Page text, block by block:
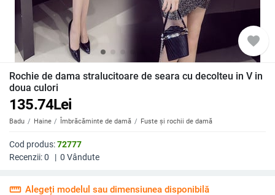
favorite
Rochie de dama stralucitoare de seara cu decolteu in V in
doua culori
135.74Lei
Badu Haine Îmbrăcăminte de damă Fuste și rochii de damă
Cod produs:72777
Recenzii:0 | 0 Vândute
straighten Alegeți modelul sau dimensiunea disponibilă